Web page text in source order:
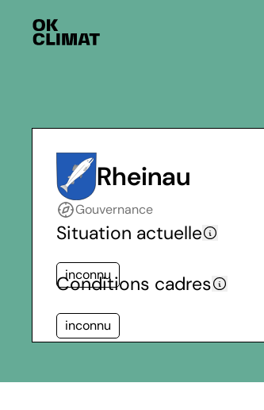
Rheinau
Gouvernance
Situation actuelle
inconnu
Conditions cadres
inconnu